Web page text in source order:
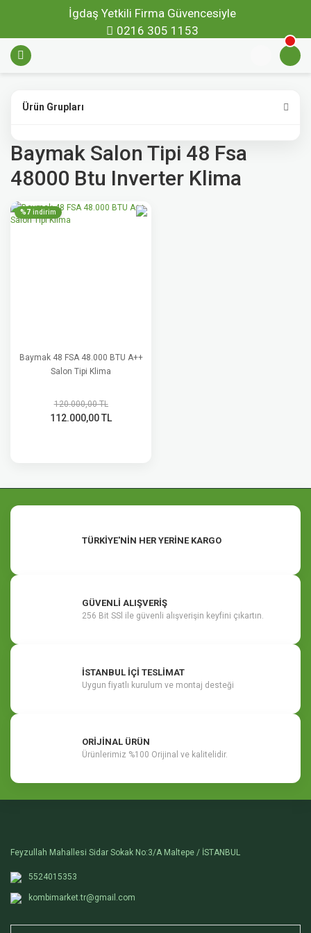
İgdaş Yetkili Firma Güvencesiyle
0216 305 1153
Ürün Grupları
Baymak Salon Tipi 48 Fsa
48000 Btu Inverter Klima
%7 indirim
Baymak 48 FSA 48.000 BTU A++
Salon Tipi Klima
120.000,00 TL
112.000,00 TL
TÜRKİYE'NİN HER YERİNE KARGO
GÜVENLİ ALIŞVERİŞ
256 Bit SSl ile güvenli alışverişin keyfini çıkartın.
İSTANBUL İÇİ TESLİMAT
Uygun fiyatlı kurulum ve montaj desteği
ORİJİNAL ÜRÜN
Ürünlerimiz %100 Orijinal ve kalitelidir.
Feyzullah Mahallesi Sidar Sokak No:3/A Maltepe / İSTANBUL
5524015353
kombimarket.tr@gmail.com